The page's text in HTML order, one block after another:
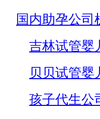
国内助孕公司
吉林试管婴
贝贝试管婴
孩子代生公